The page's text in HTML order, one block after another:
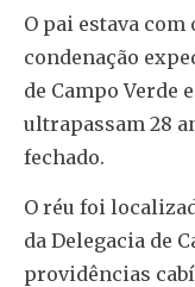
O pai estava
condenação
de Campo Verde
ultrapassam 28
fechado.
O réu foi
da Delegacia de
providências